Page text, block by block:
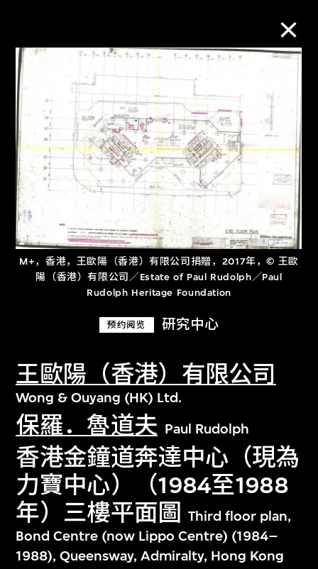
M+，香港，王歐陽（香港）有限公司捐贈，2017年，© 王歐
陽（香港）有限公司／Estate of Paul Rudolph／Paul
Rudolph Heritage Foundation
预约阅览 研究中心
王歐陽（香港）有限公司
Wong & Ouyang (HK) Ltd.
保羅．魯道夫 Paul Rudolph
香港金鐘道奔達中心（現為
力寶中心）（1984至1988
年）三樓平面圖
Third floor plan,
Bond Centre (now Lippo Centre) (1984–
1988), Queensway, Admiralty, Hong Kong
M+藏品
进一步筛选 搜索
关于M+藏品
探索世界顶级的二十及二十一世纪视觉
文化藏品。